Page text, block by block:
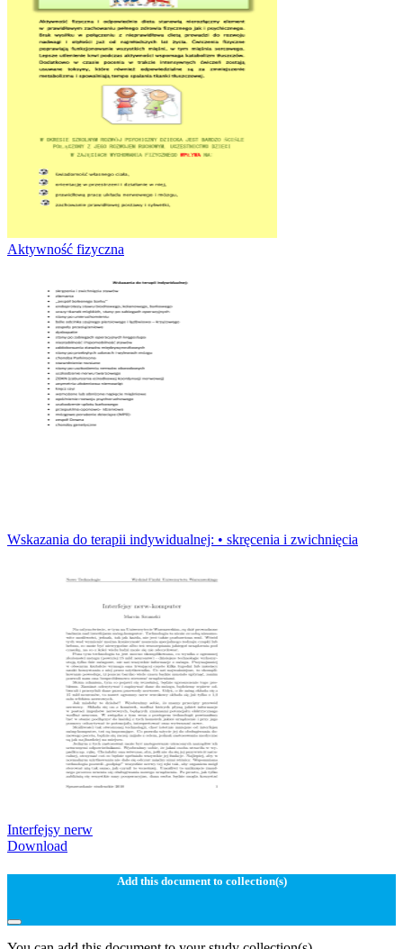
Aktywność fizyczna
Wskazania do terapii indywidualnej: • skręcenia i zwichnięcia
Interfejsy nerw
Download
Add this document to collection(s)